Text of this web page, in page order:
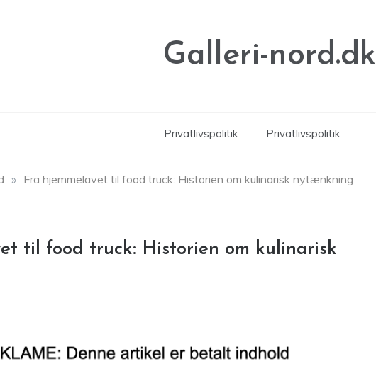
Galleri-nord.dk
Privatlivspolitik Privatlivspolitik
» Fra hjemmelavet til food truck: Historien om kulinarisk nytænkning
til food truck: Historien om kulinarisk